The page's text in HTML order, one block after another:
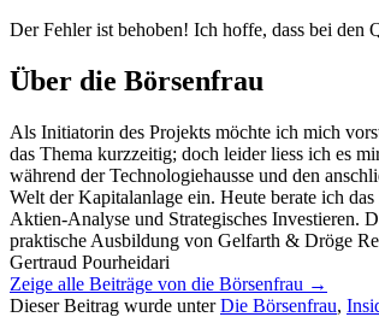
Der Fehler ist behoben! Ich hoffe, dass bei
Über die Börsenfrau
Als Initiatorin des Projekts möchte ich mich
das Thema kurzzeitig; doch leider liess ich es
während der Technologiehausse und den
Welt der Kapitalanlage ein. Heute berate ich
Aktien-Analyse und Strategisches Investieren.
praktische Ausbildung von Gelfarth & Dröge
Gertraud Pourheidari
Zeige alle Beiträge von die Börsenfrau →
Dieser Beitrag wurde unterDie Börsenfrau,